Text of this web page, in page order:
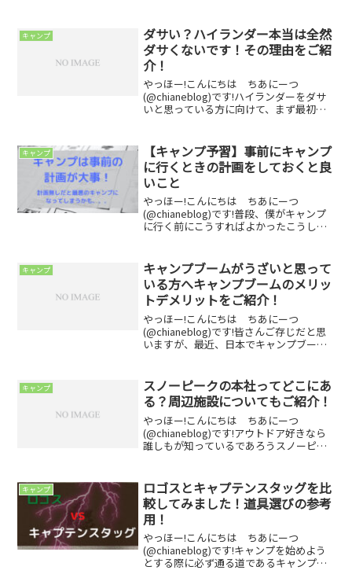
ンドやあまり聞きななじみのないアウト
ドアブランドま...
キャンプ
ダサい？ハイランダー本当は全然
ダサくないです！その理由をご紹
介！
やっほー!こんにちは ちあにーつ
(@chianeblog)です!ハイランダーをダサ
いと思っている方に向けて、まず最初に
す。でもなぜ、ハイランダーのことをダ
サいと思ってい...
キャンプ
【キャンプ予習】事前にキャンプ
に行くときの計画をしておくと良
いこと
やっほー!こんにちは ちあにーつ
(@chianeblog)です!普段、僕がキャンプ
に行く前にこうすればよかったこうした
ます！そのため、この記事はこれからキ
ャンプに行こう...
キャンプ
キャンプブームがうざいと思って
いる方へキャンプブームのメリッ
トデメリットをご紹介！
やっほー!こんにちは ちあにーつ
(@chianeblog)です!皆さんご存じだと思
いますが、最近、日本でキャンプブーム
ス解消やリフレッシュをするために、キ
ャンプをする方...
キャンプ
スノーピークの本社ってどこにあ
る？周辺施設についてもご紹介！
やっほー!こんにちは ちあにーつ
(@chianeblog)です!アウトドア好きなら
誰しもが知っているであろうスノーピー
場が隣に常設してあることでも有名で
す！そこで今回は...
キャンプ
ロゴスとキャプテンスタッグを比
較してみました！道具選びの参考
用！
やっほー!こんにちは ちあにーつ
(@chianeblog)です!キャンプを始めよう
とする際に必ず通る道であるキャンプ道